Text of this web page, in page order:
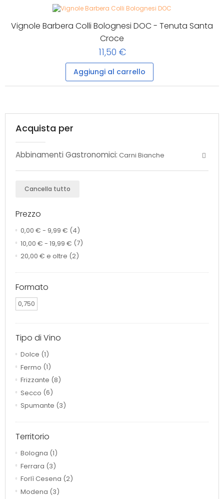
Vignole Barbera Colli Bolognesi DOC - Tenuta Santa
Croce
11,50 €
Aggiungi al carrello
Acquista per
Abbinamenti Gastronomici: Carni Bianche
Cancella tutto
Prezzo
0,00 € - 9,99 € (4)
10,00 € - 19,99 € (7)
20,00 € e oltre (2)
Formato
0,750
Tipo di Vino
Dolce (1)
Fermo (1)
Frizzante (8)
Secco (6)
Spumante (3)
Territorio
Bologna (1)
Ferrara (3)
Forlì Cesena (2)
Modena (3)